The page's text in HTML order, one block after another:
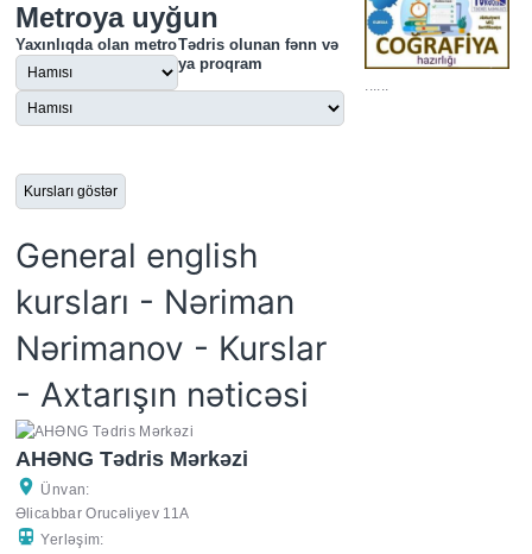
Metroya uyğun
Yaxınlıqda olan metroTədris olunan fənn və
ya proqram
General english
kursları - Nəriman
Nərimanov - Kurslar
- Axtarışın nəticəsi
AHƏNG Tədris Mərkəzi
Ünvan:
Əlicabbar Orucəliyev 11A
Yerləşim: